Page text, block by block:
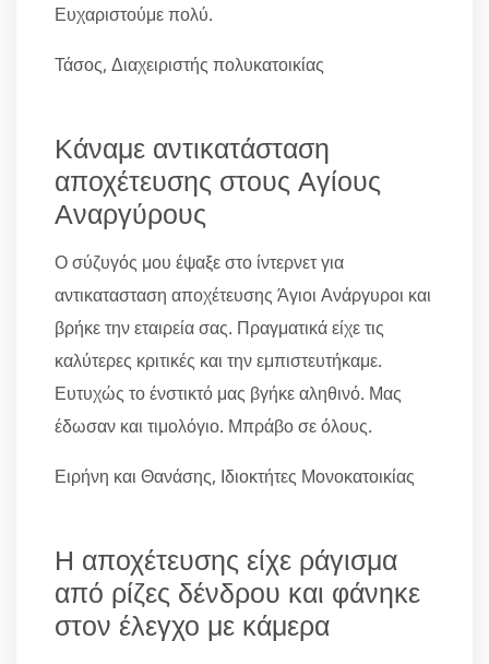
Ευχαριστούμε πολύ.
Τάσος, Διαχειριστής πολυκατοικίας
Κάναμε αντικατάσταση
αποχέτευσης στους Αγίους
Αναργύρους
Ο σύζυγός μου έψαξε στο ίντερνετ για
αντικατασταση αποχέτευσης Άγιοι Ανάργυροι και
βρήκε την εταιρεία σας. Πραγματικά είχε τις
καλύτερες κριτικές και την εμπιστευτήκαμε.
Ευτυχώς το ένστικτό μας βγήκε αληθινό. Μας
έδωσαν και τιμολόγιο. Μπράβο σε όλους.
Ειρήνη και Θανάσης, Ιδιοκτήτες Μονοκατοικίας
Η αποχέτευσης είχε ράγισμα
από ρίζες δένδρου και φάνηκε
στον έλεγχο με κάμερα